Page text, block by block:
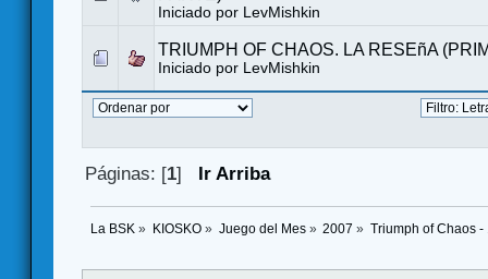
Iniciado por LevMishkin
TRIUMPH OF CHAOS. LA RESEñA
Iniciado por LevMishkin
Páginas: [1] Ir Arriba
La BSK » KIOSKO» Juego del Mes» 2007 » Triumph of Chaos -